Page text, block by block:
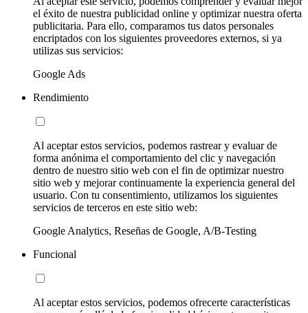
el éxito de nuestra publicidad online y optimizar nuestra oferta
publicitaria. Para ello, comparamos tus datos personales
encriptados con los siguientes proveedores externos, si ya
utilizas sus servicios:
Google Ads
Rendimiento
Al aceptar estos servicios, podemos rastrear y evaluar de
forma anónima el comportamiento del clic y navegación
dentro de nuestro sitio web con el fin de optimizar nuestro
sitio web y mejorar continuamente la experiencia general del
usuario. Con tu consentimiento, utilizamos los siguientes
servicios de terceros en este sitio web:
Google Analytics, Reseñas de Google, A/B-Testing
Funcional
Al aceptar estos servicios, podemos ofrecerte características